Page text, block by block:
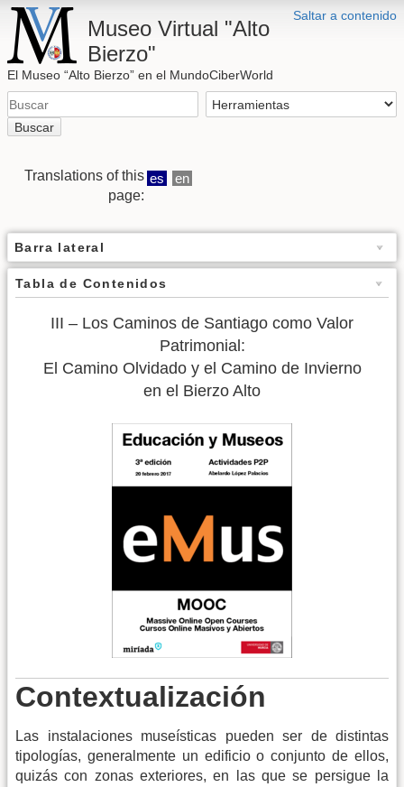
Saltar a contenido
Museo Virtual "Alto
Bierzo"
El Museo “Alto Bierzo” en el MundoCiberWorld
Buscar
es en
Translations of this
page:
Barra lateral
Tabla de Contenidos
III – Los Caminos de Santiago como Valor
Patrimonial:
El Camino Olvidado y el Camino de Invierno
en el Bierzo Alto
Contextualización
Las instalaciones museísticas pueden ser de distintas
tipologías, generalmente un edificio o conjunto de ellos,
quizás con zonas exteriores, en las que se persigue la